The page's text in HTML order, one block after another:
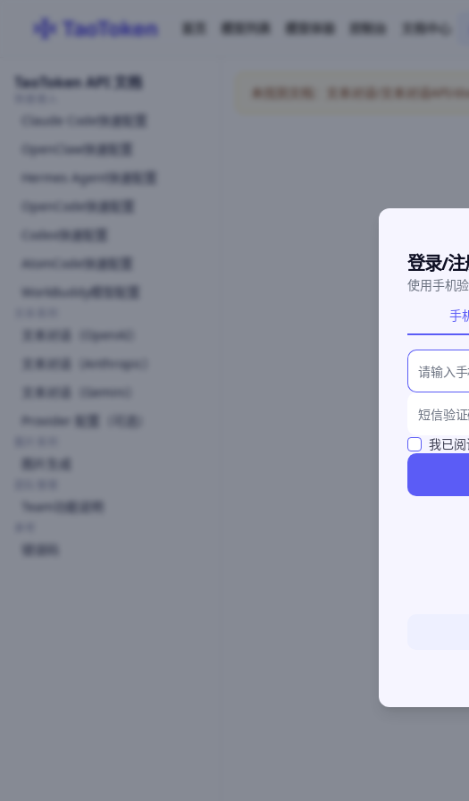
首页 模型列表 模型体验 控制台 文档中心
TaoToken API 文档
Claude Code快速配置
OpenClaw快速配置
Hermes Agent快速配置
OpenCode快速配置
Codex快速配置
AtomCode快速配置
WorkBuddy模型配置
文本对话（OpenAI）
文本对话（Anthropic）
文本对话（Gemini）
Provider 配置（可选）
图片生成
Team功能说明
错误码
未找到文档：文本对话/文本对话
登录/
使用手机
手
我已阅